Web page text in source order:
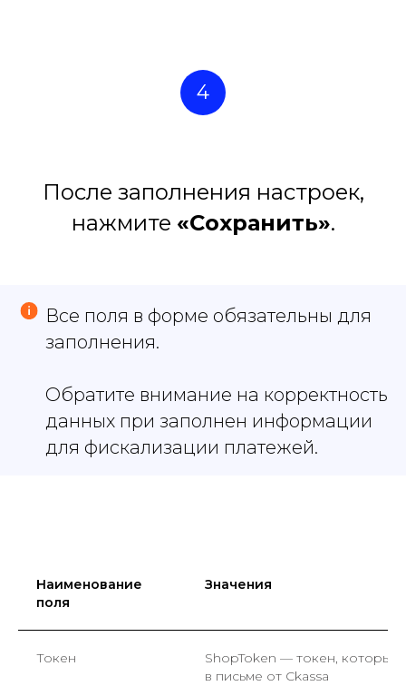
4
После заполнения настроек,
нажмите «Сохранить».
Все поля в форме обязательны для
заполнения.
Обратите внимание на корректность
данных при заполнен информации
для фискализации платежей.
Наименование
поля
Значения
Токен
ShopToken — токен,
в письме от Ckassa